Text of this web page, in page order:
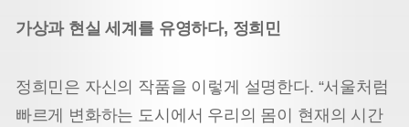
가상과 현실 세계를 유영하다, 정희민
정희민은 자신의 작품을 이렇게 설명한다. “서울처럼
빠르게 변화하는 도시에서 우리의 몸이 현재의 시간